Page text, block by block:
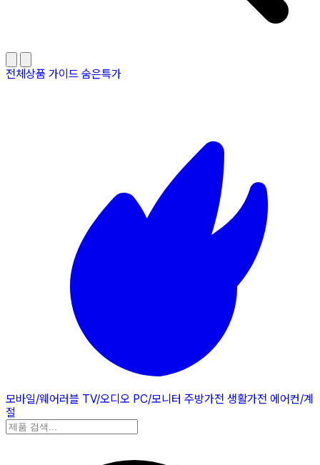
전체상품 가이드 숨은특가
모바일/웨어러블 TV/오디오 PC/모니터 주방가전 생활가전 에어컨/계
절